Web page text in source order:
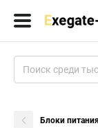
Блоки питания